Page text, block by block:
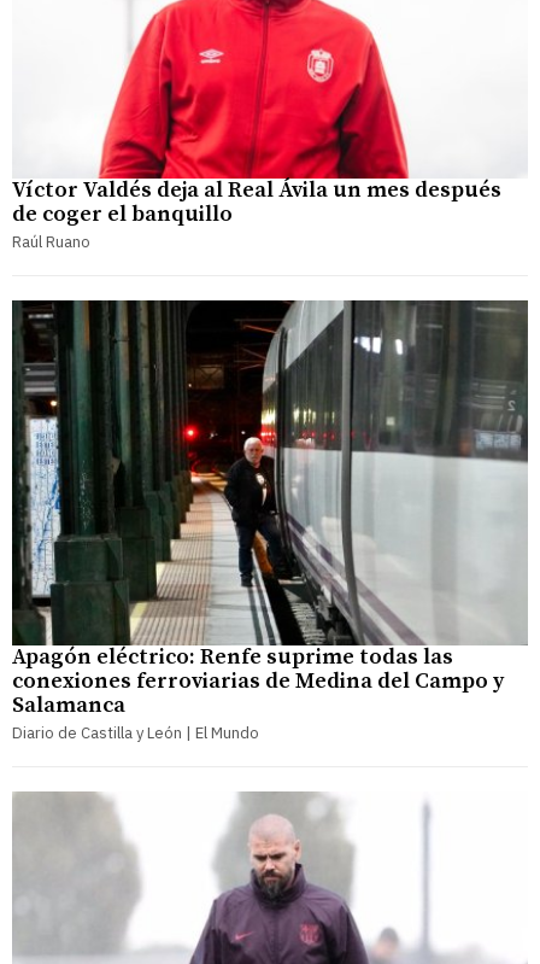
Víctor Valdés deja al Real Ávila un mes después
de coger el banquillo
Raúl Ruano
Apagón eléctrico: Renfe suprime todas las
conexiones ferroviarias de Medina del Campo y
Salamanca
Diario de Castilla y León | El Mundo